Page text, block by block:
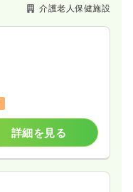
介護老人保健施設
詳細を見る